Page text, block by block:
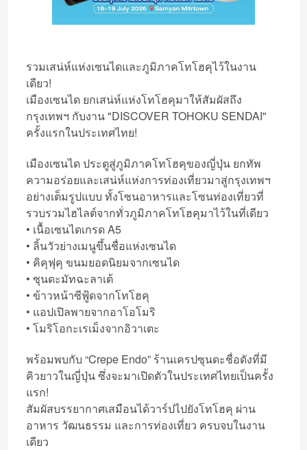
รวมเสน่ห์แห่งเซนไดและภูมิภาคโทโฮคุไว้ในงาน
เดียว!
เมืองเซนได ยกเสน่ห์แห่งโทโฮคุมาให้สัมผัสถึง
กรุงเทพฯ กับงาน "DISCOVER TOHOKU SENDAI"
ครั้งแรกในประเทศไทย!
เมืองเซนได ประตูสู่ภูมิภาคโทโฮคุของญี่ปุ่น ยกทัพ
ความอร่อยและเสน่ห์แห่งการท่องเที่ยวมาสู่กรุงเทพฯ
อย่างเต็มรูปแบบ ทั้งโซนอาหารและโซนท่องเที่ยวที่
รวบรวมไฮไลต์จากทั่วภูมิภาคโทโฮคุมาไว้ในที่เดียว
• เนื้อเซนไดเกรด A5
• ลิ้นวัวย่างเมนูขึ้นชื่อแห่งเซนได
• คิคุฟุคุ ขนมยอดนิยมจากเซนได
• ซุนดะมัทฉะลาเต้
• ข้าวหน้าซีฟู้ดจากโทโฮคุ
• แอปเปิลพายจากอาโอโมริ
• โมริโอกะเรเม็งจากอิวาเตะ
พร้อมพบกับ “Crepe Endo” ร้านเครปซุนดะชื่อดังที่มี
คิวยาวในญี่ปุ่น ซึ่งจะมาเปิดตัวในประเทศไทยเป็นครั้ง
แรก!
สัมผัสบรรยากาศเสมือนได้วาร์ปไปยังโทโฮคุ ผ่าน
อาหาร วัฒนธรรม และการท่องเที่ยว ครบจบในงาน
เดียว